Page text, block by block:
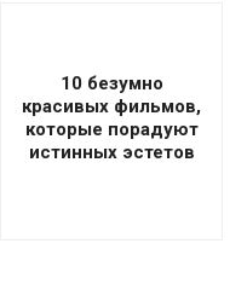
10 безумно
красивых фильмов,
которые порадуют
истинных эстетов